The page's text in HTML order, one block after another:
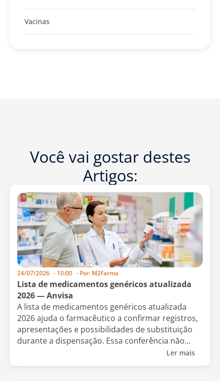
Vacinas
Você vai gostar destes
Artigos:
24/07/2026 - 10:00 - Por: M2Farma
Lista de medicamentos genéricos atualizada
2026 — Anvisa
A lista de medicamentos genéricos atualizada
2026 ajuda o farmacêutico a confirmar registros,
apresentações e possibilidades de substituição
durante a dispensação. Essa conferência não...
Ler mais